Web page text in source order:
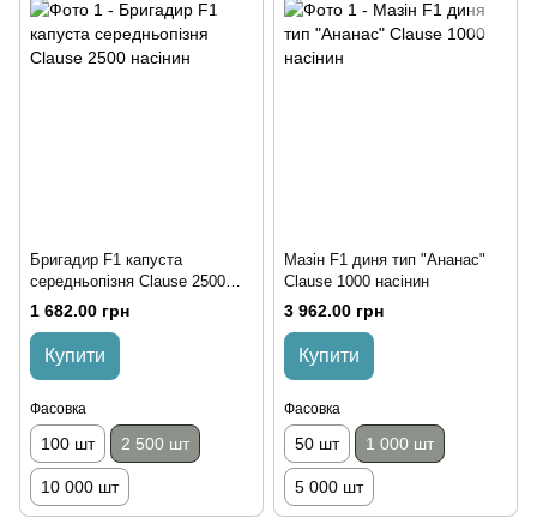
Бригадир F1 капуста
середньопізня Сlause 2500
насінин
1 682.00 грн
Купити
Фасовка
100 шт 2 500 шт
10 000 шт
Мазін F1 диня тип "Ананас"
Clause 1000 насінин
3 962.00 грн
Купити
Фасовка
50 шт 1 000 шт
5 000 шт